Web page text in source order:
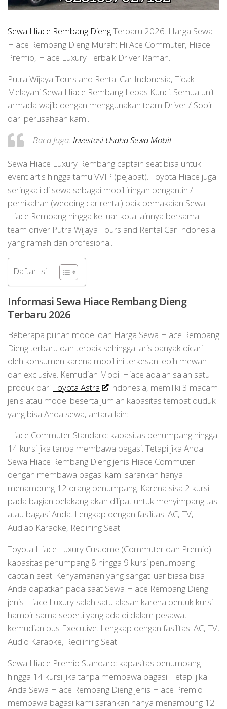
Sewa Hiace Rembang DiengTerbaru 2026. Harga Sewa
Hiace Rembang Dieng Murah: Hi Ace Commuter, Hiace
Premio, Hiace Luxury Terbaik Driver Ramah.
Putra Wijaya Tours and Rental Car Indonesia, Tidak
Melayani Sewa Hiace Rembang Lepas Kunci. Semua unit
armada wajib dengan menggunakan team Driver / Sopir
dari perusahaan kami.
Baca Juga:Investasi Usaha Sewa Mobil
Sewa Hiace Luxury Rembang captain seat bisa untuk
event artis hingga tamu VVIP (pejabat). Toyota Hiace juga
seringkali di sewa sebagai mobil iringan pengantin /
pernikahan (wedding car rental) baik pemakaian Sewa
Hiace Rembang hingga ke luar kota lainnya bersama
team driver Putra Wijaya Tours and Rental Car Indonesia
yang ramah dan profesional.
Daftar Isi
Informasi Sewa Hiace Rembang Dieng
Terbaru 2026
Beberapa pilihan model dan Harga Sewa Hiace Rembang
Dieng terbaru dan terbaik sehingga laris banyak dicari
oleh konsumen karena mobil ini terkesan lebih mewah
dan exclusive. Kemudian Mobil Hiace adalah salah satu
produk dariToyota Astra
Indonesia, memiliki 3 macam
jenis atau model beserta jumlah kapasitas tempat duduk
yang bisa Anda sewa, antara lain:
Hiace Commuter Standard: kapasitas penumpang hingga
14 kursi jika tanpa membawa bagasi. Tetapi jika Anda
Sewa Hiace Rembang Dieng jenis Hiace Commuter
dengan membawa bagasi kami sarankan hanya
menampung 12 orang penumpang. Karena sisa 2 kursi
pada bagian belakang akan dilipat untuk menyimpang tas
atau bagasi Anda. Lengkap dengan fasilitas: AC, TV,
Audiao Karaoke, Reclining Seat.
Toyota Hiace Luxury Custome (Commuter dan Premio):
kapasitas penumpang 8 hingga 9 kursi penumpang
captain seat. Kenyamanan yang sangat luar biasa bisa
Anda dapatkan pada saat Sewa Hiace Rembang Dieng
jenis Hiace Luxury salah satu alasan karena bentuk kursi
hampir sama seperti yang ada di dalam pesawat
kemudian bus Executive. Lengkap dengan fasilitas: AC, TV,
Audio Karaoke, Recilining Seat.
Sewa Hiace Premio Standard: kapasitas penumpang
hingga 14 kursi jika tanpa membawa bagasi. Tetapi jika
Anda Sewa Hiace Rembang Dieng jenis Hiace Premio
membawa bagasi kami sarankan hanya menampung 12